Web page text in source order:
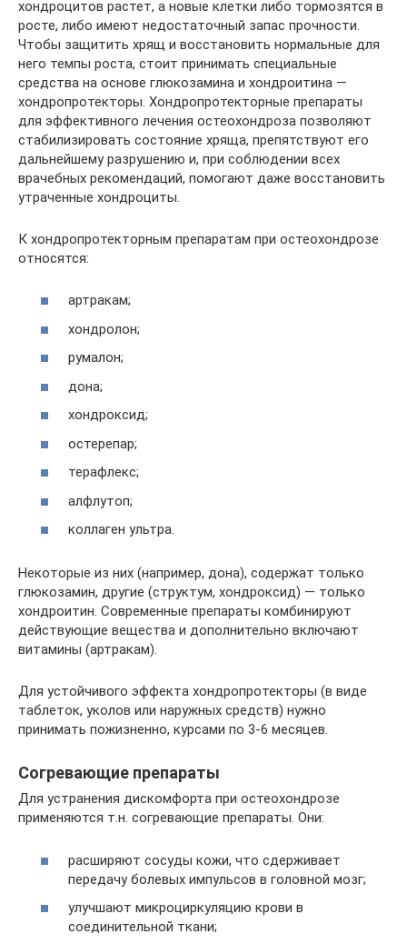
хондроцитов растет, а новые клетки либо тормозятся в
росте, либо имеют недостаточный запас прочности.
Чтобы защитить хрящ и восстановить нормальные для
него темпы роста, стоит принимать специальные
средства на основе глюкозамина и хондроитина —
хондропротекторы. Хондропротекторные препараты
для эффективного лечения остеохондроза позволяют
стабилизировать состояние хряща, препятствуют его
дальнейшему разрушению и, при соблюдении всех
врачебных рекомендаций, помогают даже восстановить
утраченные хондроциты.
К хондропротекторным препаратам при остеохондрозе
относятся:
артракам;
хондролон;
румалон;
дона;
хондроксид;
остерепар;
терафлекс;
алфлутоп;
коллаген ультра.
Некоторые из них (например, дона), содержат только
глюкозамин, другие (структум, хондроксид) — только
хондроитин. Современные препараты комбинируют
действующие вещества и дополнительно включают
витамины (артракам).
Для устойчивого эффекта хондропротекторы (в виде
таблеток, уколов или наружных средств) нужно
принимать пожизненно, курсами по 3-6 месяцев.
Согревающие препараты
Для устранения дискомфорта при остеохондрозе
применяются т.н. согревающие препараты. Они:
расширяют сосуды кожи, что сдерживает
передачу болевых импульсов в головной мозг;
улучшают микроциркуляцию крови в
соединительной ткани;